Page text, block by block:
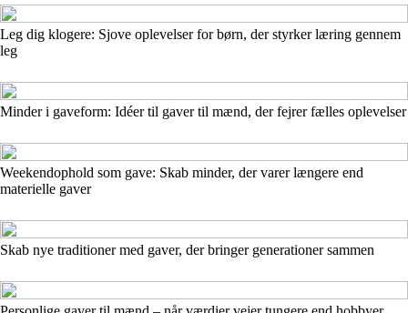
Leg dig klogere: Sjove oplevelser for børn, der styrker læring gennem
leg
Minder i gaveform: Idéer til gaver til mænd, der fejrer fælles oplevelser
Weekendophold som gave: Skab minder, der varer længere end
materielle gaver
Skab nye traditioner med gaver, der bringer generationer sammen